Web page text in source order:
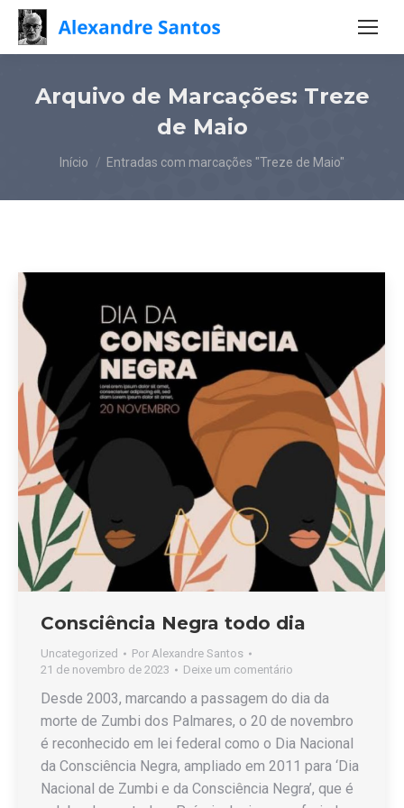
Arquivo de Marcações: Treze
de Maio
Você está aqui:
Início Entradas com marcações "Treze de Maio"
Consciência Negra todo dia
Uncategorized Por Alexandre Santos
21 de novembro de 2023
Deixe um comentário
Desde 2003, marcando a passagem do dia da
morte de Zumbi dos Palmares, o 20 de novembro
é reconhecido em lei federal como o Dia Nacional
da Consciência Negra, ampliado em 2011 para ‘Dia
Nacional de Zumbi e da Consciência Negra’, que é